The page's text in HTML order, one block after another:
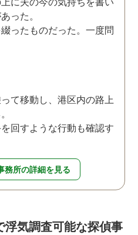
った。
ったものだった。一度問
て移動し、港区内の路上
回すような行動も確認す
務所の詳細を見る
浮気調査可能な探偵事